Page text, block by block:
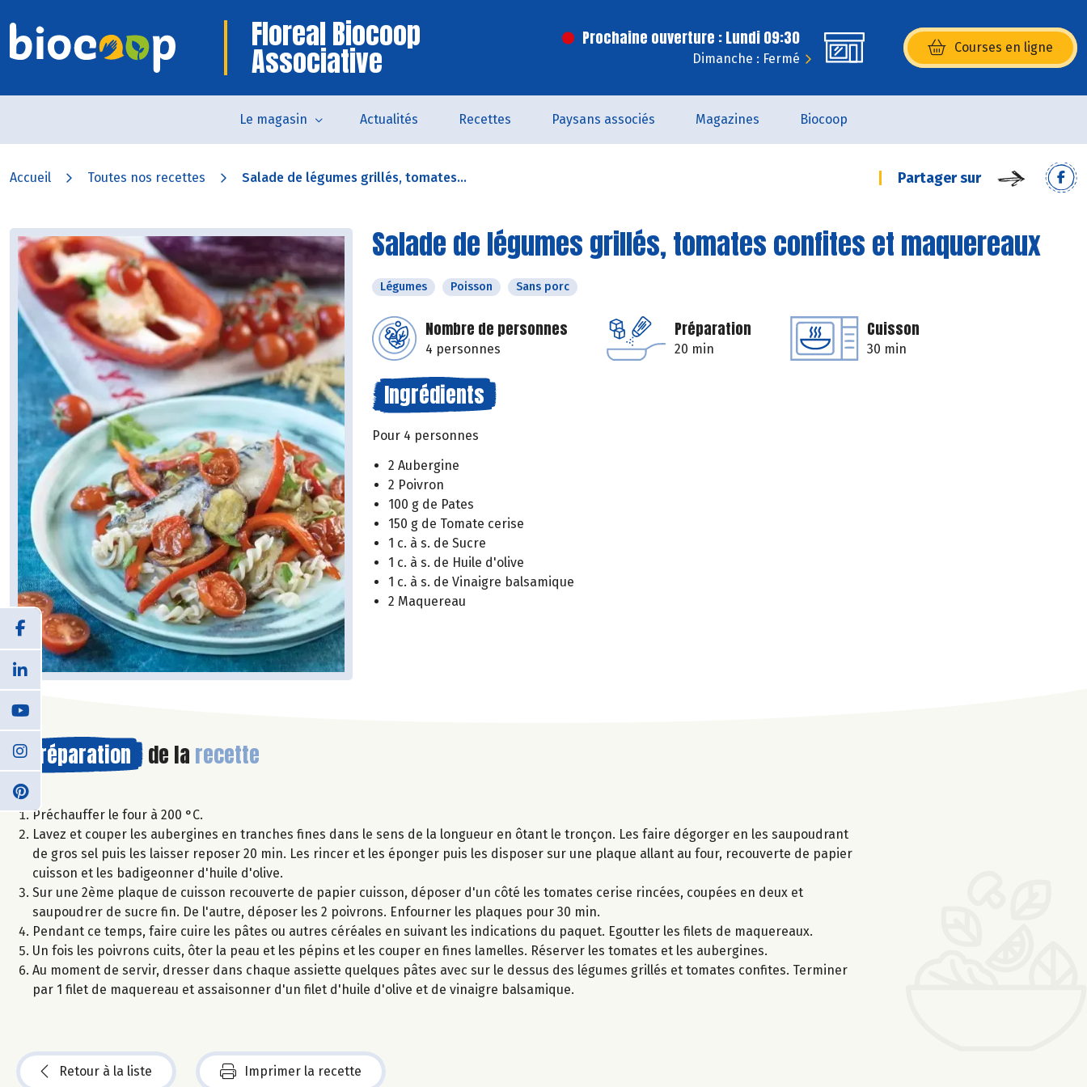
Floreal Biocoop
Associative
Prochaine ouverture : Lundi 09:30
Dimanche : Fermé
Courses en ligne
(s’ouvre dans une nouvelle
Le magasin Actualités Recettes Paysans associés Magazines Biocoop
Accueil Toutes nos recettes Salade de légumes grillés, tomates... Partager sur
Salade de légumes grillés, tomates confites et maquereaux
Légumes Poisson Sans porc
Nombre de personnes
4 personnes
Préparation
20 min
Cuisson
30 min
Ingrédients
Pour 4 personnes
2 Aubergine
2 Poivron
100 g de Pates
150 g de Tomate cerise
1 c. à s. de Sucre
1 c. à s. de Huile d'olive
1 c. à s. de Vinaigre balsamique
2 Maquereau
Préparation de la recette
Préchauffer le four à 200 °C.
Lavez et couper les aubergines en tranches fines dans le sens de la longueur en ôtant le tronçon. Les faire dégorger en les saupoudrant
de gros sel puis les laisser reposer 20 min. Les rincer et les éponger puis les disposer sur une plaque allant au four, recouverte de papier
cuisson et les badigeonner d'huile d'olive.
Sur une 2ème plaque de cuisson recouverte de papier cuisson, déposer d'un côté les tomates cerise rincées, coupées en deux et
saupoudrer de sucre fin. De l'autre, déposer les 2 poivrons. Enfourner les plaques pour 30 min.
Pendant ce temps, faire cuire les pâtes ou autres céréales en suivant les indications du paquet. Egoutter les filets de maquereaux.
Un fois les poivrons cuits, ôter la peau et les pépins et les couper en fines lamelles. Réserver les tomates et les aubergines.
Au moment de servir, dresser dans chaque assiette quelques pâtes avec sur le dessus des légumes grillés et tomates confites. Terminer
par 1 filet de maquereau et assaisonner d'un filet d'huile d'olive et de vinaigre balsamique.
Retour à la liste Imprimer la recette